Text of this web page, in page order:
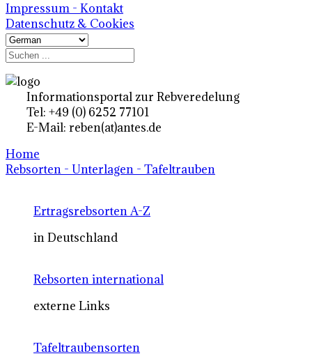
Impressum - Kontakt
Datenschutz & Cookies
Informationsportal zur Rebveredelung
Tel: +49 (0) 6252 77101
E-Mail: reben(at)antes.de
Home
Rebsorten - Unterlagen - Tafeltrauben
Ertragsrebsorten A-Z
in Deutschland
Rebsorten international
externe Links
Tafeltraubensorten